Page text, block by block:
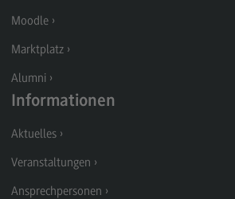
Marketing and Business Psychology
Modulangebot
Berufsperspektiven
Kontakt
Moodle
Marktplatz
Alumni
Informationen
Aktuelles
Veranstaltungen
Ansprechpersonen